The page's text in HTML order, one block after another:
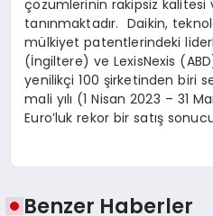
çözümlerinin rakipsiz kalitesi
tanınmaktadır. Daikin,
mülkiyet patentlerindeki
(İngiltere) ve LexisNexis
yenilikçi 100 şirketinden biri
mali yılı (1 Nisan 2023 – 31
Euro’luk rekor bir satış
Benzer Haberler